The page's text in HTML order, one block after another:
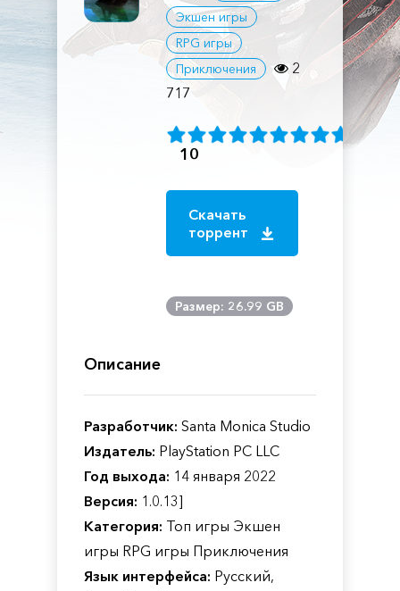
Экшен игры
RPG игры
Приключения
2
717
10
Скачать
торрент
Размер: 26.99 GB
Описание
Разработчик: Santa Monica Studio
Издатель: PlayStation PC LLC
Год выхода: 14 января 2022
Версия: 1.0.13]
Категория: Топ игры Экшен
игры RPG игры Приключения
Язык интерфейса: Русский,